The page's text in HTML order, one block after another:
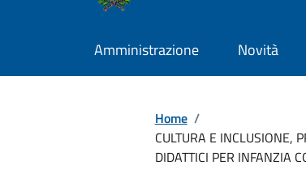
Amministrazione Novità
Home /
CULTURA E INCLUSIONE,
DIDATTICI PER INFANZIA